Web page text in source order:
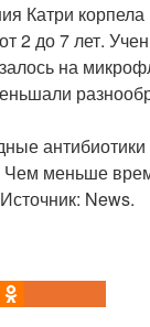
Катри
2 до 7 лет.
на
Чем меньше
News.